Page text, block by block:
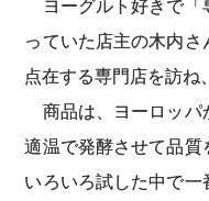
ヨーグルト好きで「
っていた店主の木内
点在する専門店を訪ね
商品は、ヨーロッパ
適温で発酵させて品質
いろいろ試した中で